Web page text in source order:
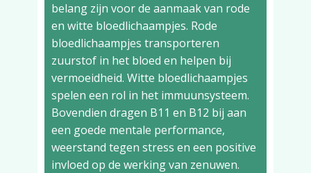
belang zijn voor de aanmaak van rode
en witte bloedlichaampjes. Rode
bloedlichaampjes transporteren
zuurstof in het bloed en helpen bij
vermoeidheid. Witte bloedlichaampjes
spelen een rol in het immuunsysteem.
Bovendien dragen B11 en B12 bij aan
een goede mentale performance,
weerstand tegen stress en een positive
invloed op de werking van zenuwen.